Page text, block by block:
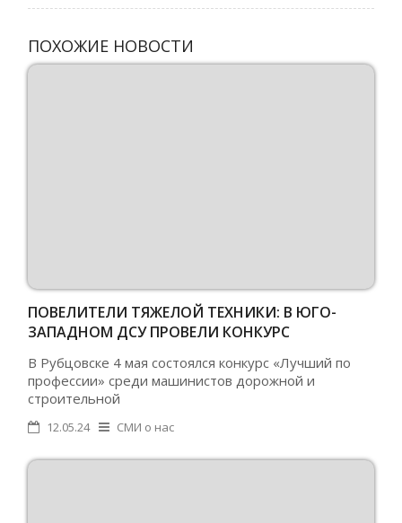
ПОХОЖИЕ НОВОСТИ
ПОВЕЛИТЕЛИ ТЯЖЕЛОЙ ТЕХНИКИ: В ЮГО-
ЗАПАДНОМ ДСУ ПРОВЕЛИ КОНКУРС
В Рубцовске 4 мая состоялся конкурс «Лучший по
профессии» среди машинистов дорожной и
строительной
12.05.24 СМИ о нас